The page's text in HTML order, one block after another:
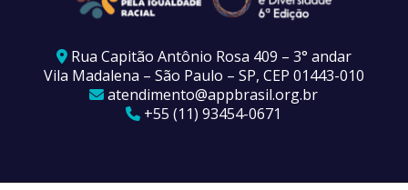
Rua Capitão Antônio Rosa 409 – 3° andar
Vila Madalena – São Paulo – SP, CEP 01443-010
atendimento@appbrasil.org.br
+55 (11) 93454-0671